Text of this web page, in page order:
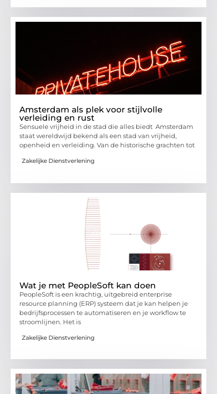
Amsterdam als plek voor stijlvolle
verleiding en rust
Sensuele vrijheid in de stad die alles biedt Amsterdam
staat wereldwijd bekend als een stad van vrijheid,
openheid en verleiding. Van de historische grachten tot
Zakelijke Dienstverlening
Wat je met PeopleSoft kan doen
PeopleSoft is een krachtig, uitgebreid enterprise
resource planning (ERP) systeem dat je kan helpen je
bedrijfsprocessen te automatiseren en je workflow te
stroomlijnen. Het is
Zakelijke Dienstverlening